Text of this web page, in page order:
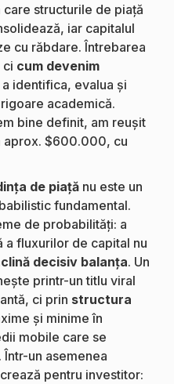
structurile de piață
iar capitalul
cu răbdare. Întrebarea
ci cum devenim
identifica, evalua și
academică.
bine definit, am reușit
aprox. $600.000, cu
de piață nu este un
fundamental.
de probabilități: a
a fluxurilor de capital nu
decisiv balanța. Un
printr-un titlu viral
ci prin structura
și minime în
mobile care se
un asemenea
pentru investitor: